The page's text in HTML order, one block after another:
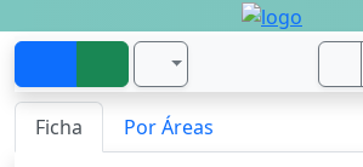
Ficha Por Áreas